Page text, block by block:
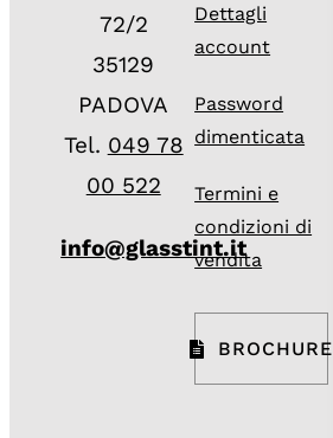
72/2
35129
PADOVA
Tel. 049 78
00 522
info@glasstint.it
Dettagli
account
Password
dimenticata
Termini e
condizioni di
vendita
BROCHURE